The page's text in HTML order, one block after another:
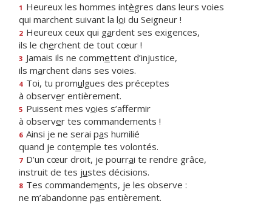
1 Heureux les hommes intègres dans leurs voies
qui marchent suivant la loi du Seigneur !
2 Heureux ceux qui gardent ses exigences,
ils le cherchent de tout cœur !
3 Jamais ils ne commettent d’injustice,
ils marchent dans ses voies.
4 Toi, tu promulgues des préceptes
à observer entièrement.
5 Puissent mes voies s’affermir
à observer tes commandements !
6 Ainsi je ne serai pas humilié
quand je contemple tes volontés.
7 D’un cœur droit, je pourrai te rendre grâce,
instruit de tes justes décisions.
8 Tes commandements, je les observe :
ne m’abandonne pas entièrement.